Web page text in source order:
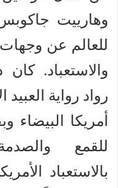
وهارييت
للعالم عن
والاستعباد.
رواد رواية
أمريكا البيضاء
للقمع
بالاستعباد